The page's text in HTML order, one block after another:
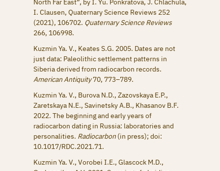
North Far East”, by I. Yu. Ponkratova, J. Chlachula,
I. Clausen, Quaternary Science Reviews 252
(2021), 106702. Quaternary Science Reviews
266, 106998.
Kuzmin Ya. V., Keates S.G. 2005. Dates are not
just data: Paleolithic settlement patterns in
Siberia derived from radiocarbon records.
American Antiquity70, 773–789.
Kuzmin Ya. V., Burova N.D., Zazovskaya E.P.,
Zaretskaya N.E., Savinetsky A.B., Khasanov B.F.
2022. The beginning and early years of
radiocarbon dating in Russia: laboratories and
personalities. Radiocarbon (in press); doi:
10.1017/RDC.2021.71.
Kuzmin Ya. V., Vorobei I.E., Glascock M.D.,